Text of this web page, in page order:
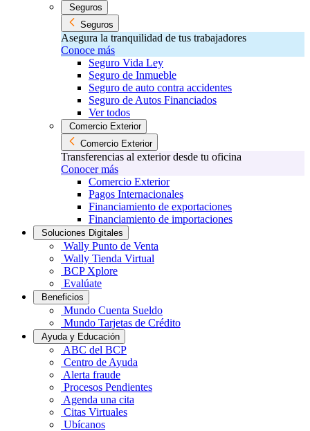
Seguros
Seguros
Asegura la tranquilidad de tus trabajadores
Conoce más
Seguro Vida Ley
Seguro de Inmueble
Seguro de auto contra accidentes
Seguro de Autos Financiados
Ver todos
Comercio Exterior
Comercio Exterior
Transferencias al exterior desde tu oficina
Conocer más
Comercio Exterior
Pagos Internacionales
Financiamiento de exportaciones
Financiamiento de importaciones
Soluciones Digitales
Wally Punto de Venta
Wally Tienda Virtual
BCP Xplore
Evalúate
Beneficios
Mundo Cuenta Sueldo
Mundo Tarjetas de Crédito
Ayuda y Educación
ABC del BCP
Centro de Ayuda
Alerta fraude
Procesos Pendientes
Agenda una cita
Citas Virtuales
Ubícanos